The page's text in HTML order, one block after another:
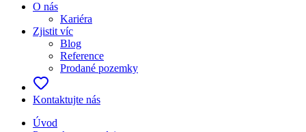
O nás
Kariéra
Zjistit víc
Blog
Reference
Prodané pozemky
Kontaktujte nás
Úvod